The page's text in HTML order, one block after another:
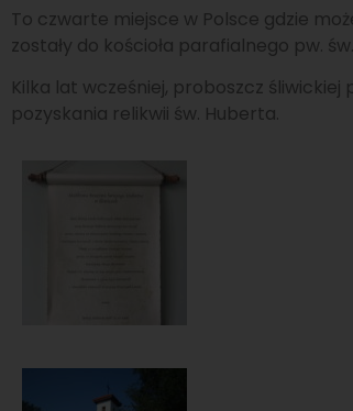
To czwarte miejsce w Polsce gdzie
zostały do kościoła parafialnego pw.
Kilka lat wcześniej, proboszcz
pozyskania relikwii św. Huberta.